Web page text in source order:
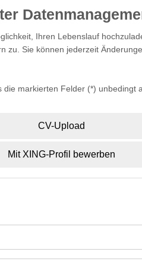
Ihren Lebenslauf
zu. Sie können jederzeit
die markierten Felder (*)
CV-Upload
Mit XING-Profil bewerben